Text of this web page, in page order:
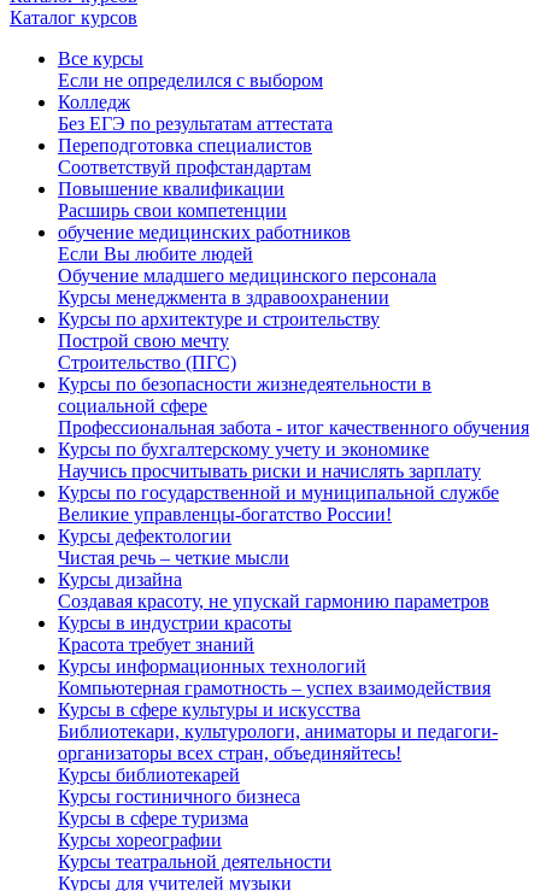
Каталог курсов
Все курсы
Если не определился с выбором
Колледж
Без ЕГЭ по результатам аттестата
Переподготовка специалистов
Соответствуй профстандартам
Повышение квалификации
Расширь свои компетенции
обучение медицинских работников
Если Вы любите людей
Обучение младшего медицинского персонала
Курсы менеджмента в здравоохранении
Курсы по архитектуре и строительству
Построй свою мечту
Строительство (ПГС)
Курсы по безопасности жизнедеятельности в
социальной сфере
Профессиональная забота - итог качественного обучения
Курсы по бухгалтерскому учету и экономике
Научись просчитывать риски и начислять зарплату
Курсы по государственной и муниципальной службе
Великие управленцы-богатство России!
Курсы дефектологии
Чистая речь – четкие мысли
Курсы дизайна
Создавая красоту, не упускай гармонию параметров
Курсы в индустрии красоты
Красота требует знаний
Курсы информационных технологий
Компьютерная грамотность – успех взаимодействия
Курсы в сфере культуры и искусства
Библиотекари, культурологи, аниматоры и педагоги-
организаторы всех стран, объединяйтесь!
Курсы библиотекарей
Курсы гостиничного бизнеса
Курсы в сфере туризма
Курсы хореографии
Курсы театральной деятельности
Курсы для учителей музыки